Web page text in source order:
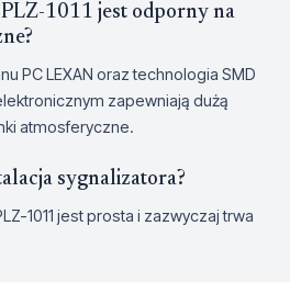
1011 jest odporny na
PC LEXAN oraz technologia SMD
zapewniają dużą
atmosferyczne.
sygnalizatora?
1011 jest prosta i zazwyczaj trwa